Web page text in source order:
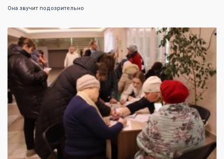
Она звучит подозрительно
0